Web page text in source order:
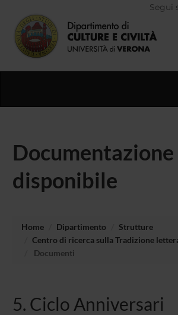
Segui
Documentazione
disponibile
Home Dipartimento
Strutture
Centro di ricerca sulla Tradizione
Documenti
5. Ciclo Anniversari